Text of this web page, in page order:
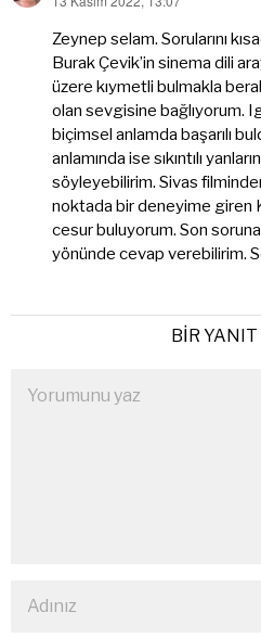
Zeynep selam. Sorularını
Burak Çevik’in sinema dili
üzere kıymetli bulmakla
olan sevgisine bağlıyorum.
biçimsel anlamda başarılı
anlamında ise sıkıntılı
söyleyebilirim. Sivas
noktada bir deneyime giren
cesur buluyorum. Son
yönünde cevap verebilirim.
BIR